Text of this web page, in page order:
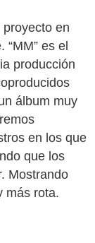
en
es el
producción
álbum muy
en los que
que los
Mostrando
más rota.